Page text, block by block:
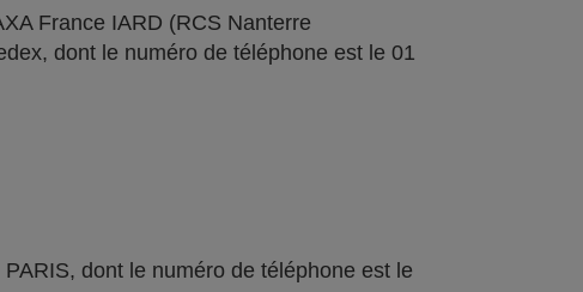
France IARD (RCS Nanterre
dont le numéro de téléphone est le 01
dont le numéro de téléphone est le